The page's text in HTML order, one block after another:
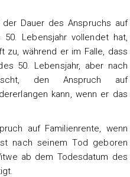
der Dauer des Anspruchs auf
50. Lebensjahr vollendet hat,
zu, während er im Falle, dass
50. Lebensjahr, aber nach
den Anspruch auf
kann, wenn er das
auf Familienrente, wenn
nach seinem Tod geboren
ab dem Todesdatum des